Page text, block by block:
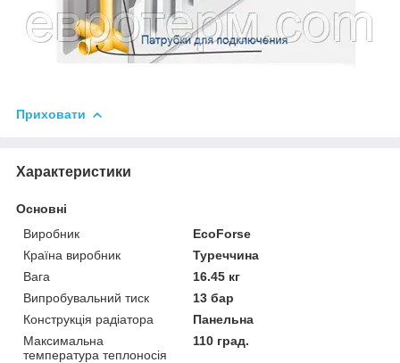
Приховати
Характеристики
Основні
Виробник
EcoForse
Країна виробник
Туреччина
Вага
16.45 кг
Випробувальний тиск
13 бар
Конструкція радіатора
Панельна
Максимальна
температура теплоносія
110 град.